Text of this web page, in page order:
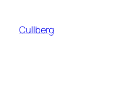
innehåll
Cullberg